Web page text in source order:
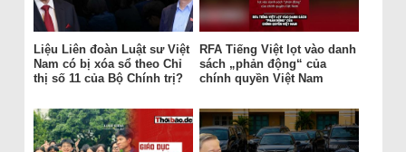
Liệu Liên đoàn Luật sư Việt
Nam có bị xóa sổ theo Chỉ
thị số 11 của Bộ Chính trị?
RFA Tiếng Việt lọt vào danh
sách „phản động“ của
chính quyền Việt Nam